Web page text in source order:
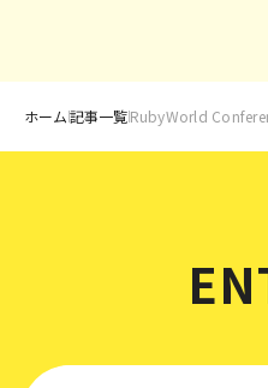
ホーム記事一覧RubyWorld